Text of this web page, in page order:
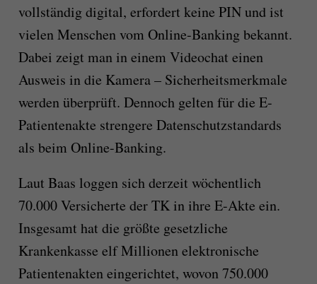
vollständig digital, erfordert keine PIN und ist
vielen Menschen vom Online-Banking bekannt.
Dabei zeigt man in einem Videochat einen
Ausweis in die Kamera – Sicherheitsmerkmale
werden überprüft. Dennoch gelten für die E-
Patientenakte strengere Datenschutzstandards
als beim Online-Banking.
Laut Baas loggen sich derzeit wöchentlich
70.000 Versicherte der TK in ihre E-Akte ein.
Insgesamt hat die größte gesetzliche
Krankenkasse elf Millionen elektronische
Patientenakten eingerichtet, wovon 750.000